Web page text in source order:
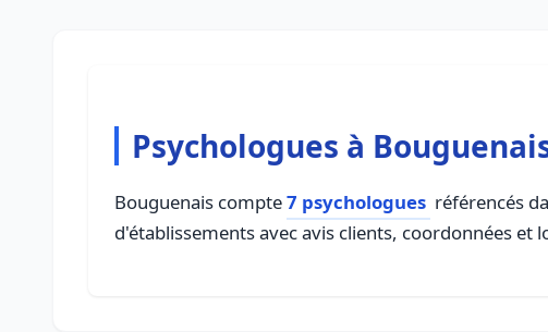
Psychologues à
Bouguenais compte7 psychologues référencés
d'établissements avec avis clients, coordonnées et